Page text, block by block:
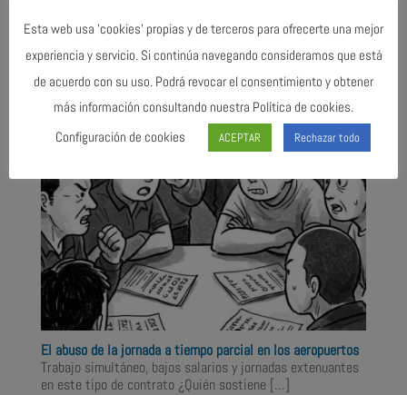
Please follow and like us:
LT
IMAS NOTICIAS
El abuso de la jornada a tiempo parcial en los aeropuertos
Trabajo simultáneo, bajos salarios y jornadas extenuantes
en este tipo de contrato ¿Quién sostiene […]
Esta web usa 'cookies' propias y de terceros para ofrecerte una mejor
experiencia y servicio. Si continúa navegando consideramos que está
de acuerdo con su uso. Podrá revocar el consentimiento y obtener
más información consultando nuestra Política de cookies.
Configuración de cookies
ACEPTAR Rechazar todo